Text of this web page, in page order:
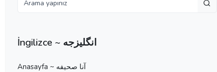
İngilizce ~ انگلیزجه
Anasayfa ~ آنا صحيفه